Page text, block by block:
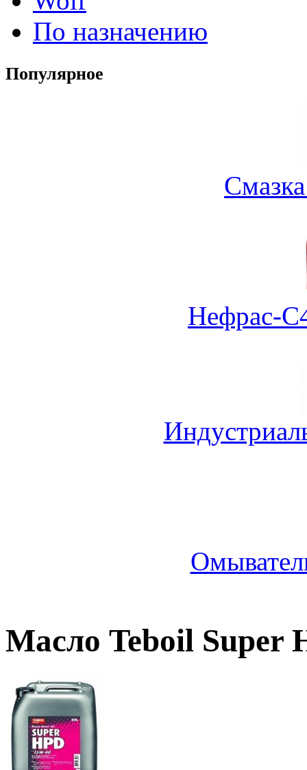
По назначению
Популярное
Нефрас-
Масло Teboil Super